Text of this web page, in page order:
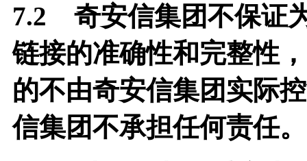
7.2 奇安信集团不保证
链接的准确性和完整性
的不由奇安信集团实际
信集团不承担任何责任。